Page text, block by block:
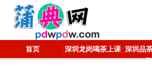
首页 深圳龙岗喝茶上课 深圳品